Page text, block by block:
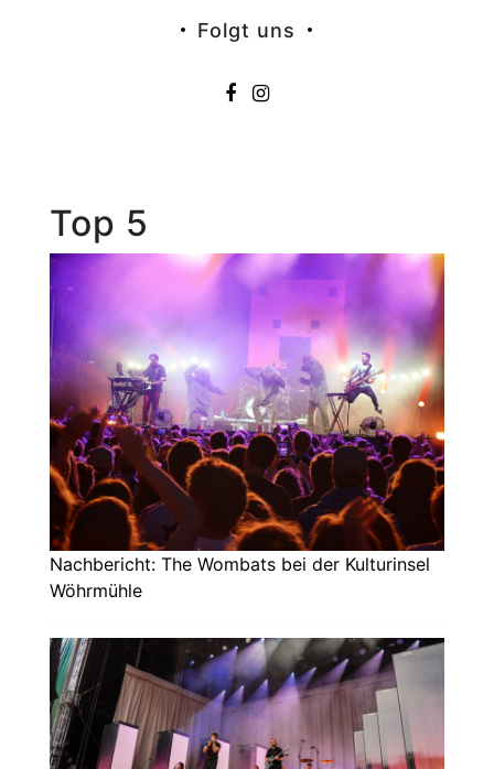
Beiträge
Folgt uns
Top 5
Nachbericht: The Wombats bei der Kulturinsel
Wöhrmühle